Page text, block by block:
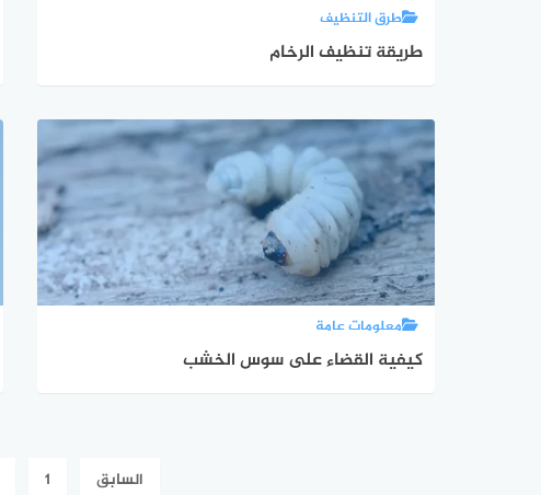
طرق التنظيف
طريقة تنظيف الرخام
معلومات عامة
كيفية القضاء على سوس الخشب
السابق 1